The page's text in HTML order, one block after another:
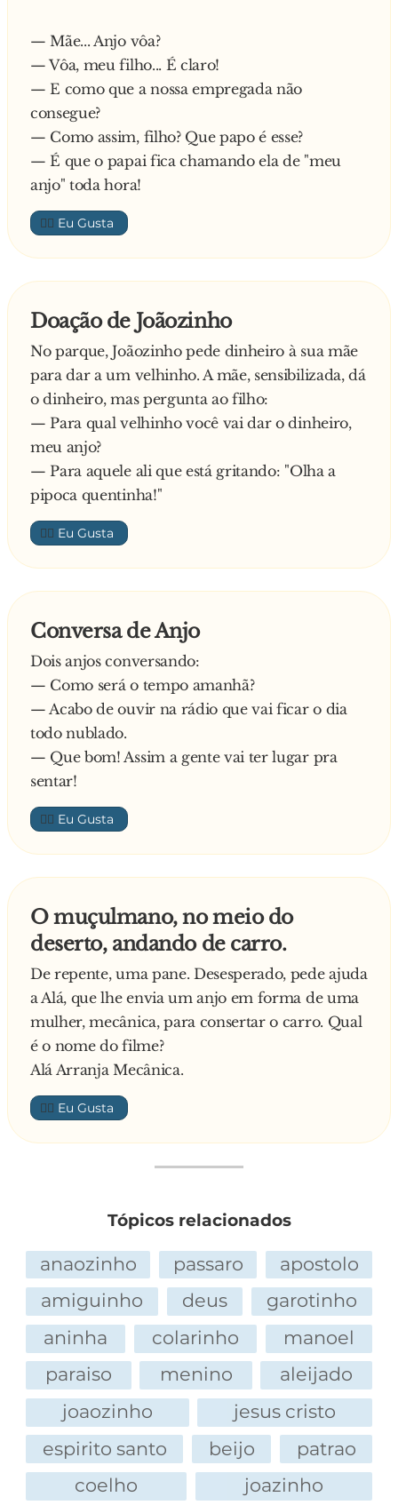
— Mãe... Anjo vôa?
— Vôa, meu filho... É claro!
— E como que a nossa empregada não
consegue?
— Como assim, filho? Que papo é esse?
— É que o papai fica chamando ela de "meu
anjo" toda hora!
👍🏼
Doação de Joãozinho
No parque, Joãozinho pede dinheiro à sua mãe
para dar a um velhinho. A mãe, sensibilizada, dá
o dinheiro, mas pergunta ao filho:
— Para qual velhinho você vai dar o dinheiro,
meu anjo?
— Para aquele ali que está gritando: "Olha a
pipoca quentinha!"
👍🏼
Conversa de Anjo
Dois anjos conversando:
— Como será o tempo amanhã?
— Acabo de ouvir na rádio que vai ficar o dia
todo nublado.
— Que bom! Assim a gente vai ter lugar pra
sentar!
👍🏼
O muçulmano, no meio do
deserto, andando de carro.
De repente, uma pane. Desesperado, pede ajuda
a Alá, que lhe envia um anjo em forma de uma
mulher, mecânica, para consertar o carro. Qual
é o nome do filme?
Alá Arranja Mecânica.
👍🏼
Tópicos relacionados
anaozinho passaro
apostolo
amiguinho
deus
garotinho
aninha
colarinho
manoel
paraiso
menino
aleijado
joaozinho
jesus cristo
espirito santo
beijo
patrao
coelho
joazinho